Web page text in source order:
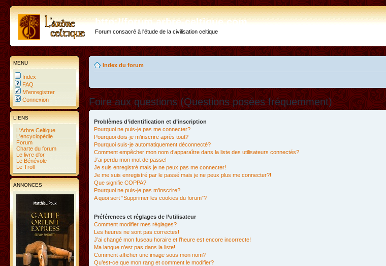
http://forum.arbre-celtique.com
Forum consacré à l'étude de la civilisation celtique
MENU
Index
FAQ
M’enregistrer
Connexion
LIENS
L'Arbre Celtique
L'encyclopédie
Forum
Charte du forum
Le livre d'or
Le Bénévole
Le Troll
ANNONCES
Index du forum
Foire aux questions (Questions posées fréquemment)
Problèmes d’identification et d’inscription
Pourquoi ne puis-je pas me connecter?
Pourquoi dois-je m’inscrire après tout?
Pourquoi suis-je automatiquement déconnecté?
Comment empêcher mon nom d’apparaître dans la liste des utilisateurs connectés?
J’ai perdu mon mot de passe!
Je suis enregistré mais je ne peux pas me connecter!
Je me suis enregistré par le passé mais je ne peux plus me connecter?!
Que signifie COPPA?
Pourquoi ne puis-je pas m’inscrire?
A quoi sert “Supprimer les cookies du forum”?
Préférences et réglages de l’utilisateur
Comment modifier mes réglages?
Les heures ne sont pas correctes!
J’ai changé mon fuseau horaire et l’heure est encore incorrecte!
Ma langue n’est pas dans la liste!
Comment afficher une image sous mon nom?
Qu’est-ce que mon rang et comment le modifier?